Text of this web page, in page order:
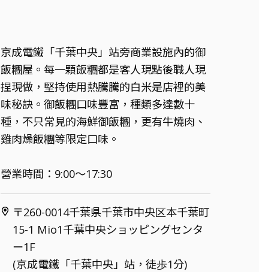
京成電鐵「千葉中央」站旁商業設施內的御
飯糰屋。每一顆飯糰都是客人現點後職人現
捏現做，堅持使用熱騰騰的白米是店裡的美
味秘訣。御飯糰口味豐富，種類多達數十
種，不只常見的海鮮御飯糰，更有牛燒肉、
雞肉燥飯糰等限定口味。
營業時間：9:00～17:30
〒260-0014千葉県千葉市中央区本千葉町
15-1 Mio1千葉中央ショッピングセンタ
ー1F
(京成電鐵「千葉中央」站，徒歩1分)